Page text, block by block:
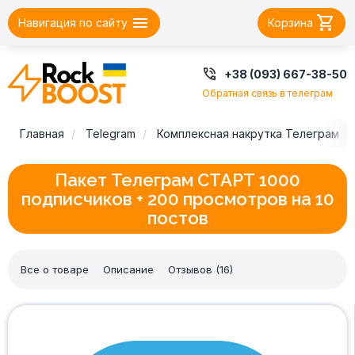
Навигация по сайту  Корзина 
 +38 (093) 667-38-50
Обратная связь в телеграм
Главная Telegram Комплексная накрутка Телеграм
Пакет Телеграм СТАРТ 1000
подписчиков + 200 просмотров на 10
постов
Все о товаре Описание Отзывов (16)